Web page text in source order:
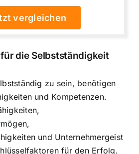
vergleichen
die Selbstständigkeit
zu sein, benötigen
und Kompetenzen.
und Unternehmergeist
für den Erfolg.